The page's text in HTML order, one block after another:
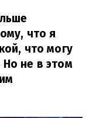
что я
что могу
не в этом